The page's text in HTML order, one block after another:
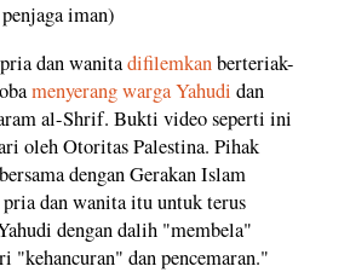
iman)
dan wanitadifilemkanberteriak-
menyerang warga Yahudi dan
al-Shrif. Bukti video seperti ini
oleh Otoritas Palestina. Pihak
dengan Gerakan Islam
dan wanita itu untuk terus
dengan dalih "membela"
"kehancuran" dan pencemaran."